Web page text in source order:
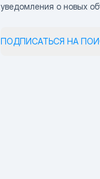
уведомления о новых
ПОДПИСАТЬСЯ НА